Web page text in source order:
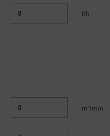
l/h
m³/min